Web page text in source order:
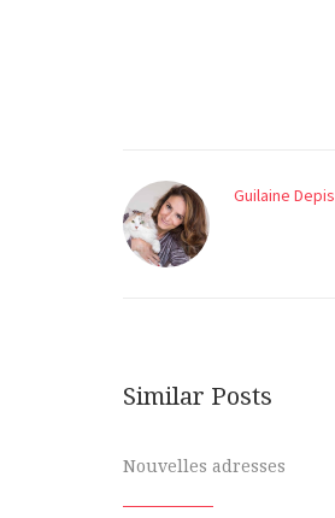
Guilaine Depis
Similar Posts
Nouvelles adresses